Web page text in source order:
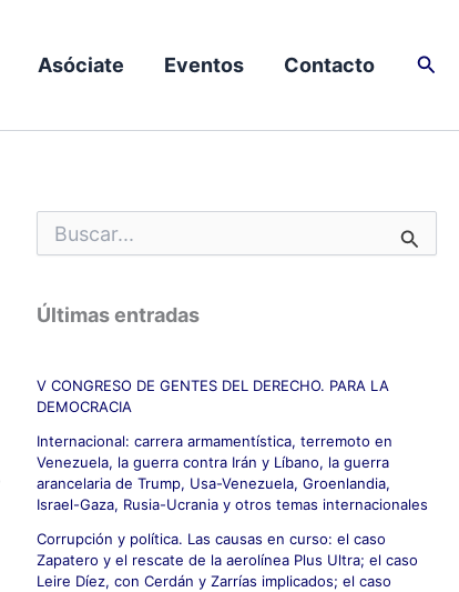
Asóciate Eventos Contacto
u
c
a
o
r
:
Últimas entradas
V CONGRESO DE GENTES DEL DERECHO. PARA LA
DEMOCRACIA
Internacional: carrera armamentística, terremoto en
Venezuela, la guerra contra Irán y Líbano, la guerra
arancelaria de Trump, Usa-Venezuela, Groenlandia,
Israel-Gaza, Rusia-Ucrania y otros temas internacionales
Corrupción y política. Las causas en curso: el caso
Zapatero y el rescate de la aerolínea Plus Ultra; el caso
Leire Díez, con Cerdán y Zarrías implicados; el caso